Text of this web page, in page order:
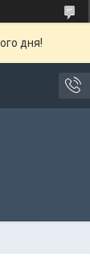
дня!